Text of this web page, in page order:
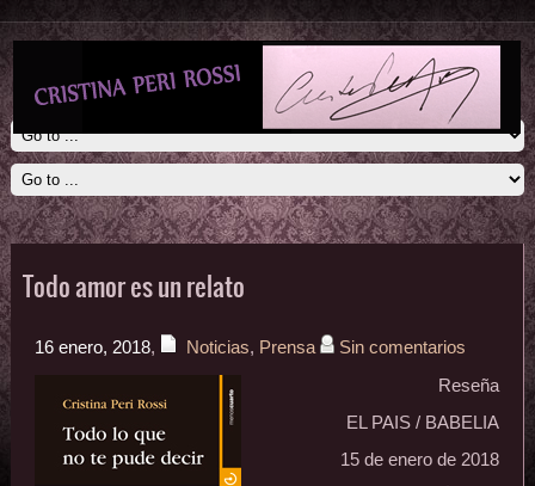
Todo amor es un relato
16 enero, 2018, Noticias, Prensa
Sin comentarios
Reseña
EL PAIS / BABELIA
15 de enero de 2018